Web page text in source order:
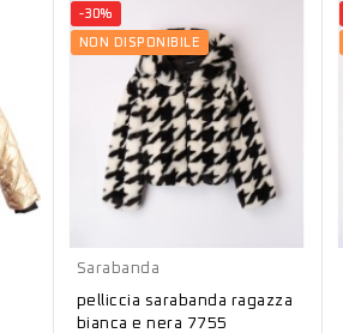
-30%
NON DISPONIBILE
Sarabanda
pelliccia sarabanda ragazza
bianca e nera 7755